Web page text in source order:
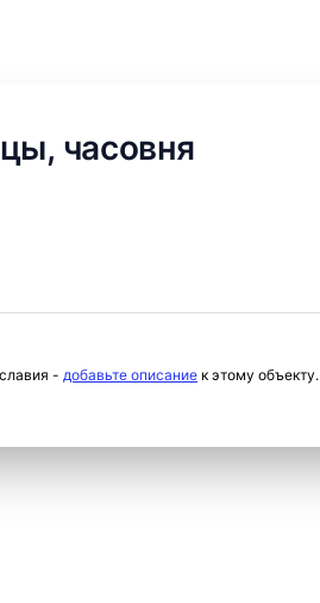
часовня
- добавьте описание к этому объекту.